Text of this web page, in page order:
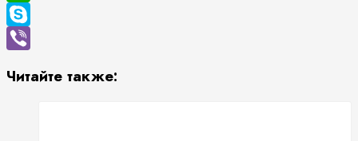
WhatsApp
Skype
Читайте также: